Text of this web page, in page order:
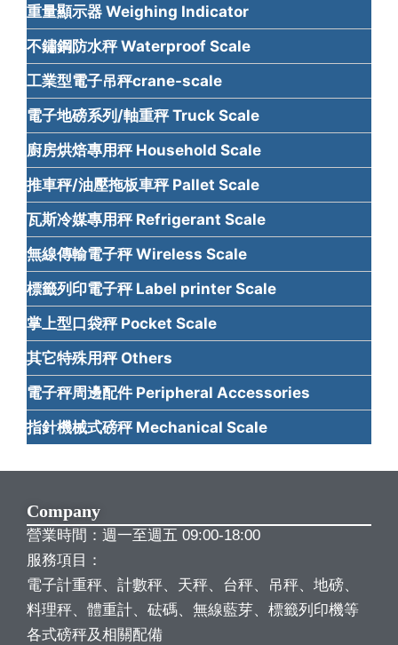
重量顯示器 Weighing Indicator
不鏽鋼防水秤 Waterproof Scale
工業型電子吊秤crane-scale
電子地磅系列/軸重秤 Truck Scale
廚房烘焙專用秤 Household Scale
推車秤/油壓拖板車秤 Pallet Scale
瓦斯冷媒專用秤 Refrigerant Scale
無線傳輸電子秤 Wireless Scale
標籤列印電子秤 Label printer Scale
掌上型口袋秤 Pocket Scale
其它特殊用秤 Others
電子秤周邊配件 Peripheral Accessories
指針機械式磅秤 Mechanical Scale
Company
營業時間：週一至週五 09:00-18:00
服務項目：
電子計重秤、計數秤、天秤、台秤、吊秤、地磅、
料理秤、體重計、砝碼、無線藍芽、標籤列印機等
各式磅秤及相關配備